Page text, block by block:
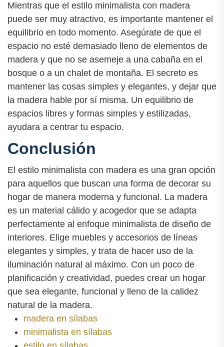
Mientras que el estilo minimalista con madera
puede ser muy atractivo, es importante mantener el
equilibrio en todo momento. Asegúrate de que el
espacio no esté demasiado lleno de elementos de
madera y que no se asemeje a una cabaña en el
bosque o a un chalet de montaña. El secreto es
mantener las cosas simples y elegantes, y dejar que
la madera hable por sí misma. Un equilibrio de
espacios libres y formas simples y estilizadas,
ayudara a centrar tu espacio.
Conclusión
El estilo minimalista con madera es una gran opción
para aquellos que buscan una forma de decorar su
hogar de manera moderna y funcional. La madera
es un material cálido y acogedor que se adapta
perfectamente al enfoque minimalista de diseño de
interiores. Elige muebles y accesorios de líneas
elegantes y simples, y trata de hacer uso de la
iluminación natural al máximo. Con un poco de
planificación y creatividad, puedes crear un hogar
que sea elegante, funcional y lleno de la calidez
natural de la madera.
madera en sílabas
minimalista en sílabas